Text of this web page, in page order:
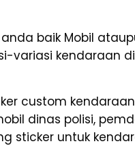
baik Mobil
variasi kendaraan
custom
dinas polisi,
sticker untuk